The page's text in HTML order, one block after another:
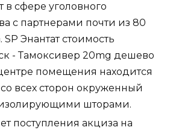
в сфере уголовного
с партнерами почти из 80
Энантат стоимость
- Тамоксивер 20mg дешево
помещения находится
всех сторон окруженный
шторами.
поступления акциза на